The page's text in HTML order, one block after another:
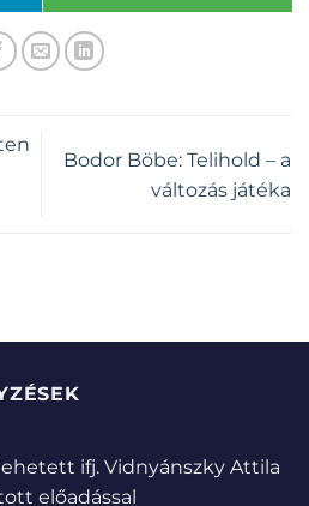
Bodor Böbe: Telihold – a
változás játéka
ifj. Vidnyánszky Attila
előadással